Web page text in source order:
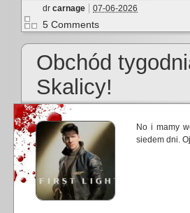
dr carnage 07-06-2026
5 Comments
Obchód
Skalicy!
No i mamy
siedem dni.